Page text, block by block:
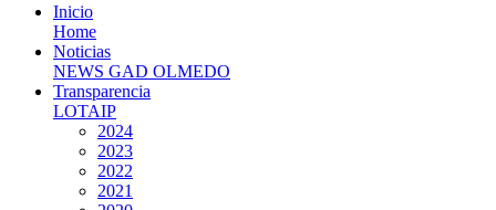
Inicio
Home
Noticias
NEWS GAD OLMEDO
Transparencia
LOTAIP
2024
2023
2022
2021